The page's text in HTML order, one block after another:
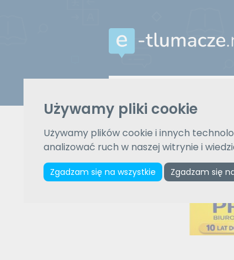
Używamy pliki cookie
Używamy plików cookie i innych
analizować ruch w naszej witrynie i
Zgadzam się na wszystkie Zgadzam się
Wybierz język